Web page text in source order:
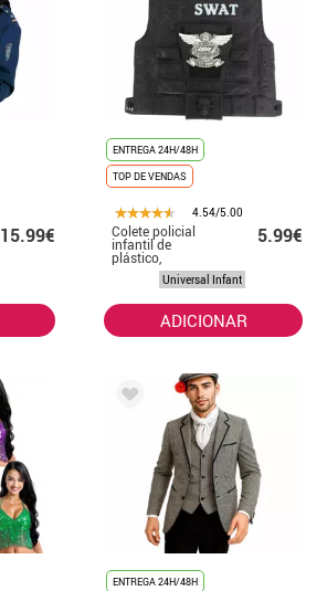
15.99€
ENTREGA 24H/48H
TOP DE VENDAS
4.54/5.00
Colete policial
infantil de
plástico,
36x28cm
5.99€
Universal Infant
ADICIONAR
ENTREGA 24H/48H